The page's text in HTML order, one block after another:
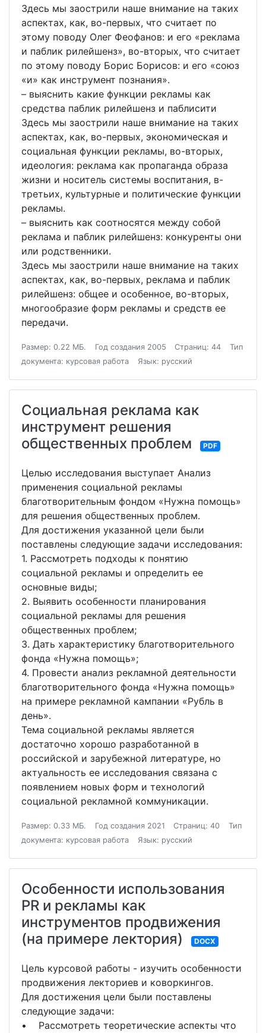
Здесь мы заострили наше внимание на таких
аспектах, как, во-первых, что считает по
этому поводу Олег Феофанов: и его «реклама
и паблик рилейшенз», во-вторых, что считает
по этому поводу Борис Борисов: и его «союз
«и» как инструмент познания».
– выяснить какие функции рекламы как
средства паблик рилейшенз и паблисити
Здесь мы заострили наше внимание на таких
аспектах, как, во-первых, экономическая и
социальная функции рекламы, во-вторых,
идеология: реклама как пропаганда образа
жизни и носитель системы воспитания, в-
третьих, культурные и политические функции
рекламы.
– выяснить как соотносятся между собой
реклама и паблик рилейшенз: конкуренты они
или родственники.
Здесь мы заострили наше внимание на таких
аспектах, как, во-первых, реклама и паблик
рилейшенз: общее и особенное, во-вторых,
многообразие форм рекламы и средств ее
передачи.
Размер: 0.22 МБ. Год создания 2005 Страниц: 44
Тип
документа: курсовая работа
Язык: русский
Социальная реклама как
инструмент решения
общественных проблем
PDF
Целью исследования выступает Анализ
применения социальной рекламы
благотворительным фондом «Нужна помощь»
для решения общественных проблем.
Для достижения указанной цели были
поставлены следующие задачи исследования:
1. Рассмотреть подходы к понятию
социальной рекламы и определить ее
основные виды;
2. Выявить особенности планирования
социальной рекламы для решения
общественных проблем;
3. Дать характеристику благотворительного
фонда «Нужна помощь»;
4. Провести анализ рекламной деятельности
благотворительного фонда «Нужна помощь»
на примере рекламной кампании «Рубль в
день».
Тема социальной рекламы является
достаточно хорошо разработанной в
российской и зарубежной литературе, но
актуальность ее исследования связана с
появлением новых форм и технологий
социальной рекламной коммуникации.
Размер: 0.33 МБ. Год создания 2021 Страниц: 40
Тип
документа: курсовая работа
Язык: русский
Особенности использования
PR и рекламы как
инструментов продвижения
(на примере лектория)
DOCX
Цель курсовой работы - изучить особенности
продвижения лекториев и коворкингов.
Для достижения цели были поставлены
следующие задачи:
• Рассмотреть теоретические аспекты что